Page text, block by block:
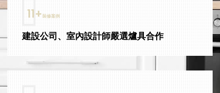
14+裝修案例
建設公司、室內設計師嚴選爐具合作